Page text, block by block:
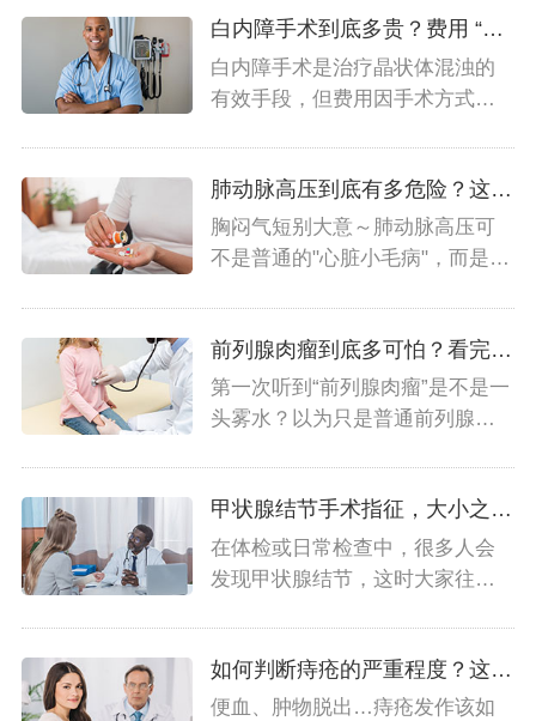
白内障手术到底多贵？费用 “陷阱” 大起底！
白内障手术是治疗晶状体混浊的
有效手段，但费用因手术方式、
肺动脉高压到底有多危险？这些症状要警惕💔
胸闷气短别大意～肺动脉高压可
不是普通的"心脏小毛病"，而是一
前列腺肉瘤到底多可怕？看完后背发凉
第一次听到“前列腺肉瘤”是不是一
头雾水？以为只是普通前列腺问
甲状腺结节手术指征，大小之外还要看这些
在体检或日常检查中，很多人会
发现甲状腺结节，这时大家往往
如何判断痔疮的严重程度？这些判断标准决定它有多危险
便血、肿物脱出…痔疮发作该如